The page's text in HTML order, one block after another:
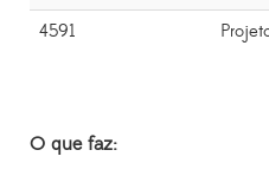
4591
O que faz: